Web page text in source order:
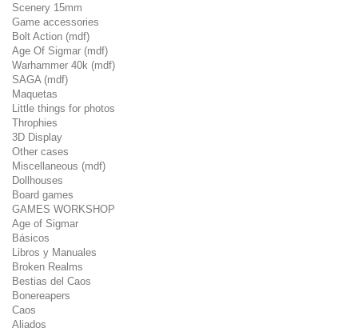
Scenery 15mm
Game accessories
Bolt Action (mdf)
Age Of Sigmar (mdf)
Warhammer 40k (mdf)
SAGA (mdf)
Maquetas
Little things for photos
Throphies
3D Display
Other cases
Miscellaneous (mdf)
Dollhouses
Board games
GAMES WORKSHOP
Age of Sigmar
Básicos
Libros y Manuales
Broken Realms
Bestias del Caos
Bonereapers
Caos
Aliados